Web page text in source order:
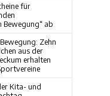
für
Bewegung“ ab
Zehn
aus der
erhalten
Kita- und